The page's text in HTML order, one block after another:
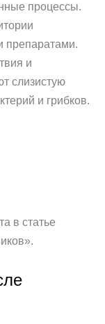
процессы.
препаратами.
и
слизистую
и грибков.
в статье